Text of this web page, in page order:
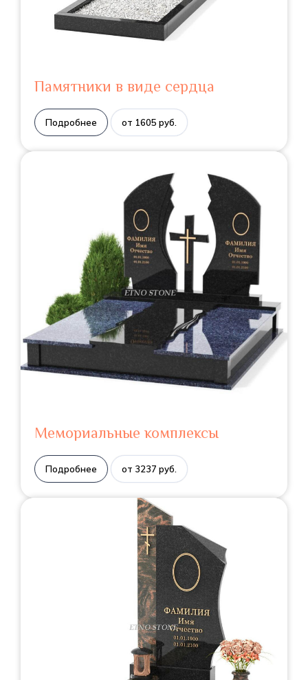
Памятники в виде сердца
Подробнее от 1605 руб.
Мемориальные комплексы
Подробнее от 3237 руб.